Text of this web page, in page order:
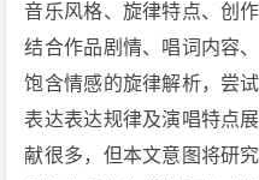
音乐风格、旋律特点、创
结合作品剧情、唱词内容
饱含情感的旋律解析，尝
表达表达规律及演唱特点
献很多，但本文意图将研